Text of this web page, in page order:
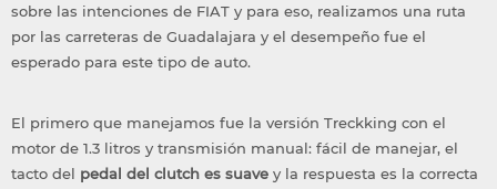
sobre las intenciones de FIAT y para eso, realizamos una ruta
por las carreteras de Guadalajara y el desempeño fue el
esperado para este tipo de auto.
El primero que manejamos fue la versión Treckking con el
motor de 1.3 litros y transmisión manual: fácil de manejar, el
tacto del pedal del clutch es suave y la respuesta es la correcta